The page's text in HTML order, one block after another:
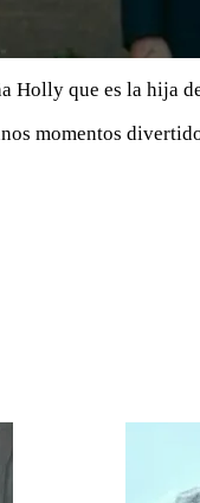
Holly que es la hija
momentos